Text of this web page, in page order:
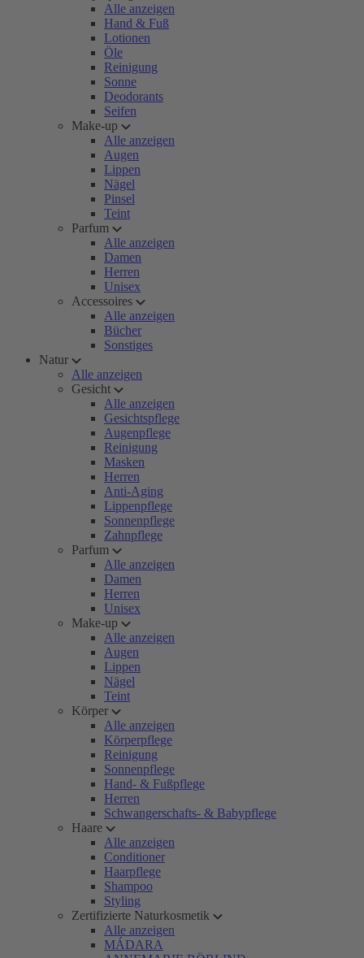
Alle anzeigen
Hand & Fuß
Lotionen
Öle
Reinigung
Sonne
Deodorants
Seifen
Make-up
Alle anzeigen
Augen
Lippen
Nägel
Pinsel
Teint
Parfum
Alle anzeigen
Damen
Herren
Unisex
Accessoires
Alle anzeigen
Bücher
Sonstiges
Natur
Alle anzeigen
Gesicht
Alle anzeigen
Gesichtspflege
Augenpflege
Reinigung
Masken
Herren
Anti-Aging
Lippenpflege
Sonnenpflege
Zahnpflege
Parfum
Alle anzeigen
Damen
Herren
Unisex
Make-up
Alle anzeigen
Augen
Lippen
Nägel
Teint
Körper
Alle anzeigen
Körperpflege
Reinigung
Sonnenpflege
Hand- & Fußpflege
Herren
Schwangerschafts- & Babypflege
Haare
Alle anzeigen
Conditioner
Haarpflege
Shampoo
Styling
Zertifizierte Naturkosmetik
Alle anzeigen
MÁDARA